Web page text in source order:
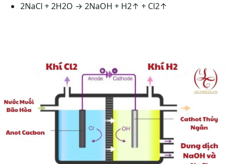
2NaCl + 2H2O → 2NaOH + H2​↑ + Cl2​↑